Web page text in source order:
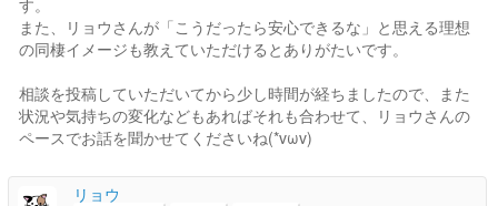
また、リョウさんが「こうだったら安心できるな」と思える理想
の同棲イメージも教えていただけるとありがたいです。
相談を投稿していただいてから少し時間が経ちましたので、また
状況や気持ちの変化などもあればそれも合わせて、リョウさんの
ペースでお話を聞かせてくださいね(*vωv)
リョウ